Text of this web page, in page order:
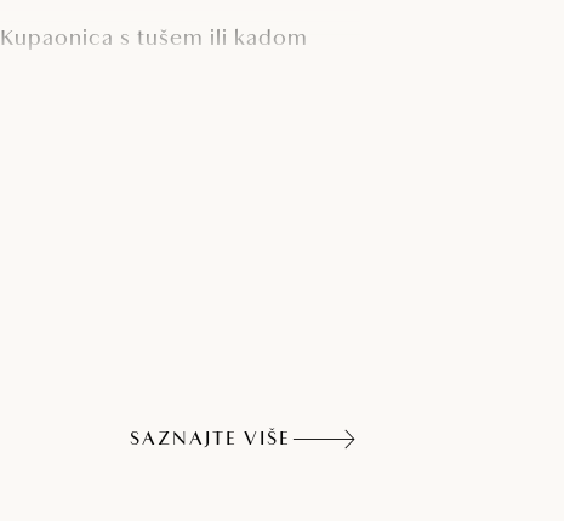
Kupaonica s tušem ili kadom
SAZNAJTE VIŠE